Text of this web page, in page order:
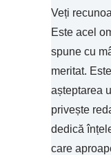
Veți
Este acel
spune cu
meritat.
așteptarea
privește
dedică
care